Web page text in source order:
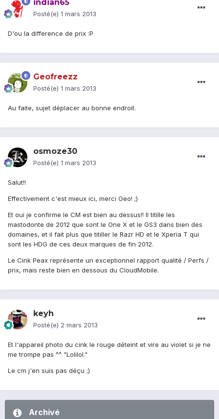
indian65
Posté(e) 1 mars 2013
D'ou la difference de prix :P
Geofreezz
Posté(e) 1 mars 2013
Au faite, sujet déplacer au bonne endroit.
osmoze30
Posté(e) 1 mars 2013
Salut!!
Effectivement c'est mieux ici, merci Geo! ;)
Et oui je confirme le CM est bien au dessus!! Il titille les
mastodonte de 2012 que sont le One X et le GS3 dans bien des
domaines, et il fait plus que titiller le Razr HD et le Xperia T qui
sont les HDG de ces deux marques de fin 2012.
Le Cink Peax représente un exceptionnel rapport qualité / Perfs /
prix, mais reste bien en dessous du CloudMobile.
keyh
Posté(e) 2 mars 2013
Et l'appareil photo du cink le rouge déteint et vire au violet si je ne
me trompe pas ^^ "Lolilol."
Le cm j'en suis pas déçu ;)
Archivé